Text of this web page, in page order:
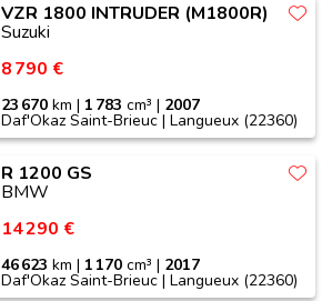
VZR 1800 INTRUDER (M1800R)
Suzuki
8 790 €
23 670 km | 1 783 cm³ | 2007
Daf'Okaz Saint-Brieuc | Langueux (22360)
R 1200 GS
BMW
14 290 €
46 623 km | 1 170 cm³ | 2017
Daf'Okaz Saint-Brieuc | Langueux (22360)